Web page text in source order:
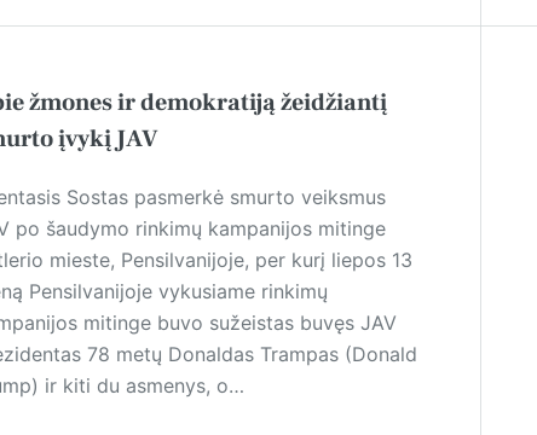
žmones ir demokratiją žeidžiantį
įvykį JAV
Sostas pasmerkė smurto veiksmus
po šaudymo rinkimų kampanijos mitinge
mieste, Pensilvanijoje, per kurį liepos 13
Pensilvanijoje vykusiame rinkimų
mitinge buvo sužeistas buvęs JAV
78 metų Donaldas Trampas (Donald
ir kiti du asmenys, o…